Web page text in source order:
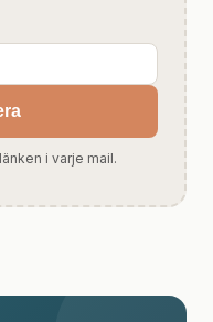
i varje mail.